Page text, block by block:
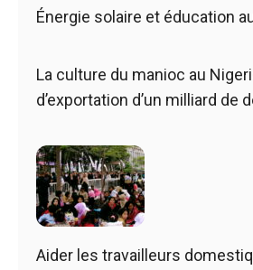
Énergie solaire et éducation
La culture du manioc au
d’exportation d’un milliard de
Aider les travailleurs